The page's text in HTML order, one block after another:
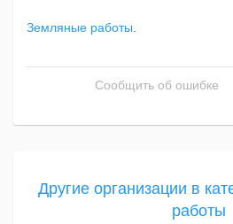
Земляные работы
Сообщить об ошибке
Другие организации в
работы